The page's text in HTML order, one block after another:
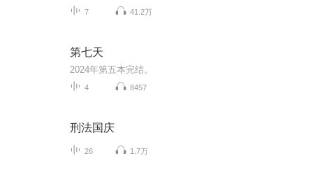
7 41.2万
第七天
2024年第五本完结。
4 8457
刑法国庆
26 1.7万